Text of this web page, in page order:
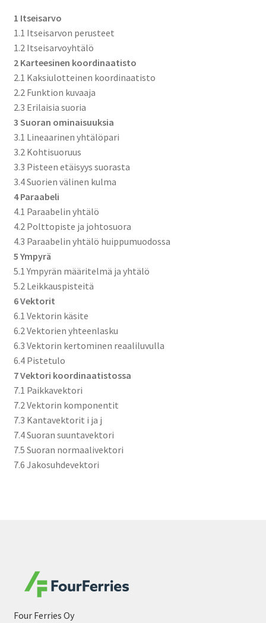
1 Itseisarvo
1.1 Itseisarvon perusteet
1.2 Itseisarvoyhtälö
2 Karteesinen koordinaatisto
2.1 Kaksiulotteinen koordinaatisto
2.2 Funktion kuvaaja
2.3 Erilaisia suoria
3 Suoran ominaisuuksia
3.1 Lineaarinen yhtälöpari
3.2 Kohtisuoruus
3.3 Pisteen etäisyys suorasta
3.4 Suorien välinen kulma
4 Paraabeli
4.1 Paraabelin yhtälö
4.2 Polttopiste ja johtosuora
4.3 Paraabelin yhtälö huippumuodossa
5 Ympyrä
5.1 Ympyrän määritelmä ja yhtälö
5.2 Leikkauspisteitä
6 Vektorit
6.1 Vektorin käsite
6.2 Vektorien yhteenlasku
6.3 Vektorin kertominen reaaliluvulla
6.4 Pistetulo
7 Vektori koordinaatistossa
7.1 Paikkavektori
7.2 Vektorin komponentit
7.3 Kantavektorit i ja j
7.4 Suoran suuntavektori
7.5 Suoran normaalivektori
7.6 Jakosuhdevektori
Four Ferries Oy